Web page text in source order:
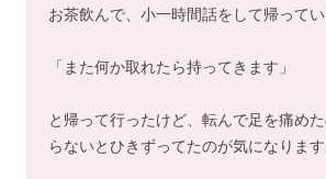
お茶飲んで、小一時間話をして帰ってい
「また何か取れたら持ってきます」
と帰って行ったけど、転んで足を痛め
らないとひきずってたのが気になります